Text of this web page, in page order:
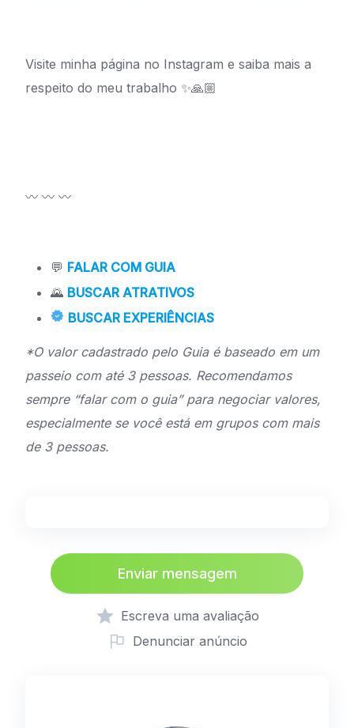
Visite minha página no Instagram e saiba mais a
respeito do meu trabalho ✨🙏🏼
〰️ 〰️ 〰️
💬 FALAR COM GUIA
🌄 BUSCAR ATRATIVOS
BUSCAR EXPERIÊNCIAS
*O valor cadastrado pelo Guia é baseado em um
passeio com até 3 pessoas. Recomendamos
sempre “falar com o guia” para negociar valores,
especialmente se você está em grupos com mais
de 3 pessoas.
Enviar mensagem
Escreva uma avaliação
Denunciar anúncio